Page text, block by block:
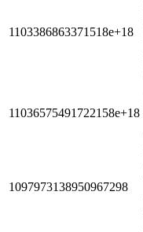
1103386863371518e+18
11036575491722158e+18
1097973138950967298